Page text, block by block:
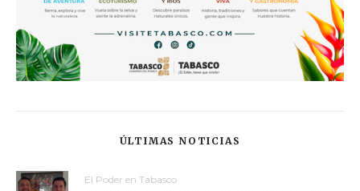
ÚLTIMAS NOTICIAS
El Poder en Tabasco